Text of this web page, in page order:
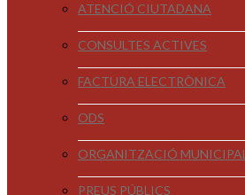
ATENCIÓ CIUTADANA
CONSULTES ACTIVES
FACTURA ELECTRÒNICA
ODS
ORGANITZACIÓ MUNICIPAL
PREUS PÚBLICS